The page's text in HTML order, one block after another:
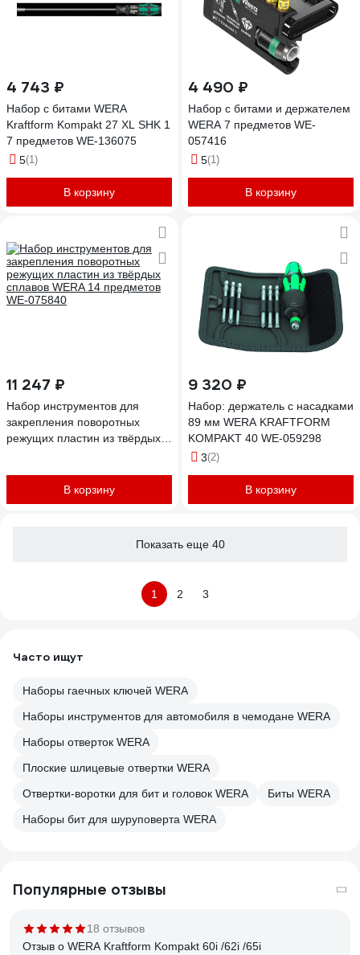
4 743 ₽
Набор с битами WERA
Kraftform Kompakt 27 XL SHK 1
7 предметов WE-136075
5(1)
В корзину
4 490 ₽
Набор с битами и держателем
WERA 7 предметов WE-
057416
5(1)
В корзину
11 247 ₽
Набор инструментов для
закрепления поворотных
режущих пластин из твёрдых
В корзину
9 320 ₽
Набор: держатель с насадками
89 мм WERA KRAFTFORM
KOMPAKT 40 WE-059298
3(2)
В корзину
Показать еще 40
1 2 3
Часто ищут
Наборы гаечных ключей WERA
Наборы инструментов для автомобиля в чемодане WERA
Наборы отверток WERA
Плоские шлицевые отвертки WERA
Отвертки-воротки для бит и головок WERA
Биты WERA
Наборы бит для шуруповерта WERA
Популярные отзывы
18 отзывов
Отзыв о WERA Kraftform Kompakt 60i /62i /65i